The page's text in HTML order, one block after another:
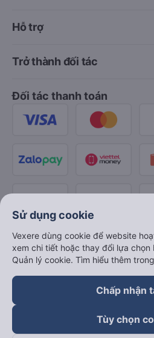
Hỗ trợ
Trở thành đối tác
Đối tác thanh toán
Sử dụng cookie
Vexere dùng cookie để website
xem chi tiết hoặc thay đổi lựa
Quản lý cookie. Tìm hiểu thêm trong
Chấp nhận
Tùy chọn